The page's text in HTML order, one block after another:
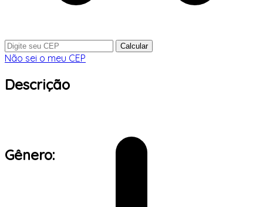
Calcular
Não sei o meu CEP
Descrição
Gênero: